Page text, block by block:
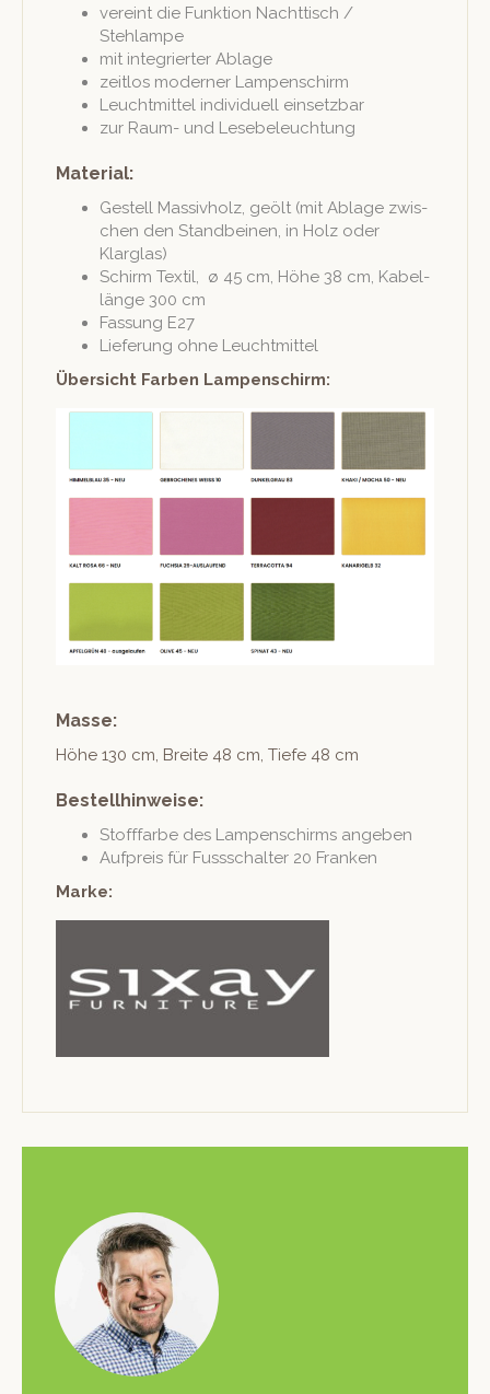
vere­int die Funk­tion Nacht­tisch /
Stehlampe
mit inte­gri­ert­er Ablage
zeit­los mod­ern­er Lampenschirm
Leucht­mit­tel indi­vidu­ell einsetzbar
zur Raum- und Lesebeleuchtung
Material:
Gestell Mas­sivholz, geölt (mit Ablage zwis­
chen den Stand­beinen, in Holz oder
Klarglas)
Schirm Tex­til, ø 45 cm, Höhe 38 cm, Kabel­
länge 300 cm
Fas­sung E27
Liefer­ung ohne Leuchtmittel
Über­sicht Far­ben Lampenschirm:
Masse:
Höhe 130 cm, Bre­ite 48 cm, Tiefe 48 cm
Bestellhinweise:
Stoff­farbe des Lam­p­en­schirms angeben
Auf­preis für Fusss­chal­ter 20 Franken
Marke: